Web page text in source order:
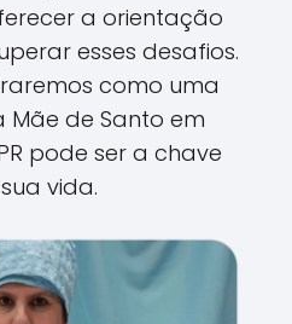
a orientação
esses desafios.
como uma
de Santo em
pode ser a chave
vida.